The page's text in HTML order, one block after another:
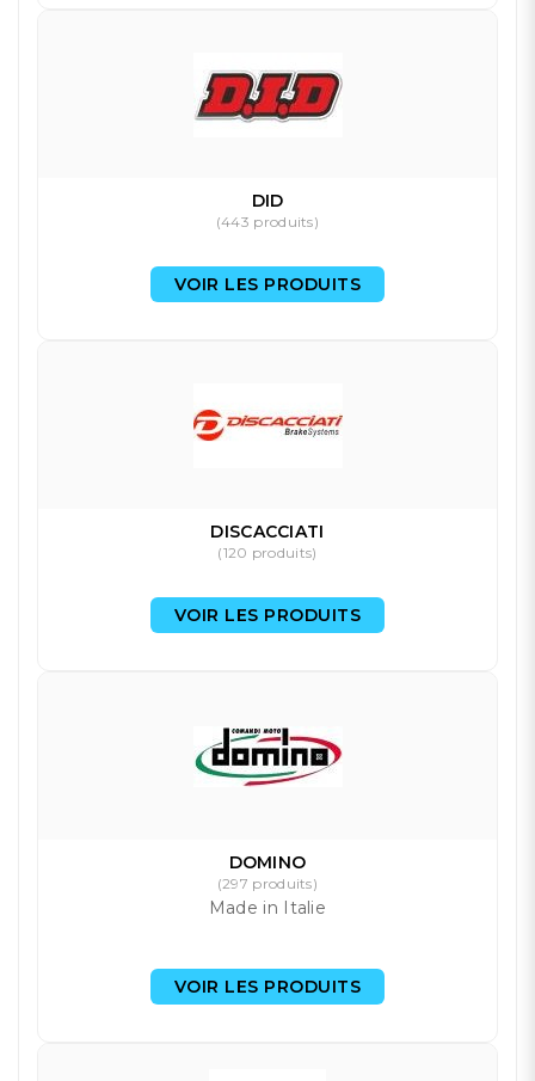
DID
(443 produits)
VOIR LES PRODUITS
DISCACCIATI
(120 produits)
VOIR LES PRODUITS
DOMINO
(297 produits)
Made in Italie
VOIR LES PRODUITS